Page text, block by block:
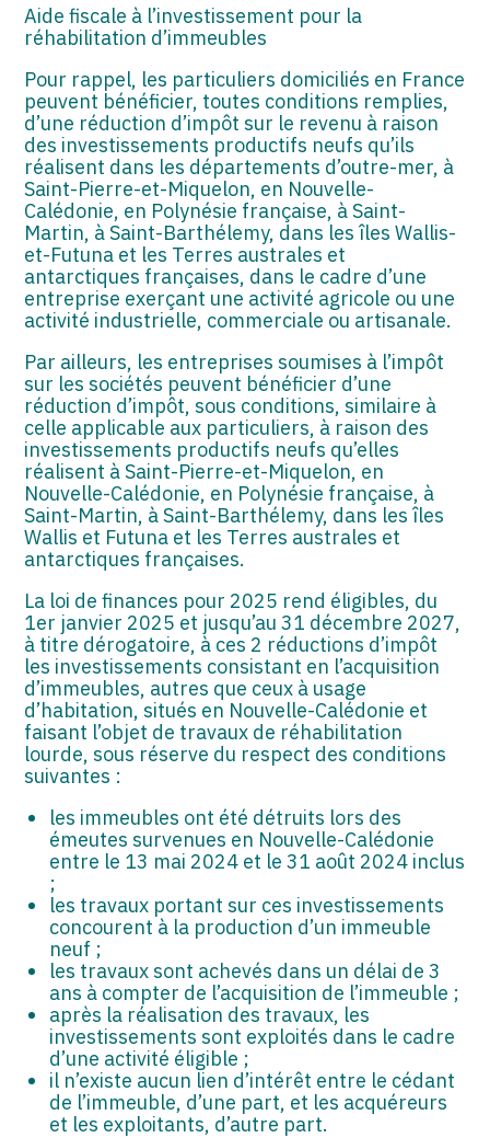
Aide fiscale à l’investissement pour la
réhabilitation d’immeubles
Pour rappel, les particuliers domiciliés en France
peuvent bénéficier, toutes conditions remplies,
d’une réduction d’impôt sur le revenu à raison
des investissements productifs neufs qu’ils
réalisent dans les départements d’outre-mer, à
Saint-Pierre-et-Miquelon, en Nouvelle-
Calédonie, en Polynésie française, à Saint-
Martin, à Saint-Barthélemy, dans les îles Wallis-
et-Futuna et les Terres australes et
antarctiques françaises, dans le cadre d’une
entreprise exerçant une activité agricole ou une
activité industrielle, commerciale ou artisanale.
Par ailleurs, les entreprises soumises à l’impôt
sur les sociétés peuvent bénéficier d’une
réduction d’impôt, sous conditions, similaire à
celle applicable aux particuliers, à raison des
investissements productifs neufs qu’elles
réalisent à Saint-Pierre-et-Miquelon, en
Nouvelle-Calédonie, en Polynésie française, à
Saint-Martin, à Saint-Barthélemy, dans les îles
Wallis et Futuna et les Terres australes et
antarctiques françaises.
La loi de finances pour 2025 rend éligibles, du
1er janvier 2025 et jusqu’au 31 décembre 2027,
à titre dérogatoire, à ces 2 réductions d’impôt
les investissements consistant en l’acquisition
d’immeubles, autres que ceux à usage
d’habitation, situés en Nouvelle-Calédonie et
faisant l’objet de travaux de réhabilitation
lourde, sous réserve du respect des conditions
suivantes :
les immeubles ont été détruits lors des
émeutes survenues en Nouvelle-Calédonie
entre le 13 mai 2024 et le 31 août 2024 inclus
;
les travaux portant sur ces investissements
concourent à la production d’un immeuble
neuf ;
les travaux sont achevés dans un délai de 3
ans à compter de l’acquisition de l’immeuble ;
après la réalisation des travaux, les
investissements sont exploités dans le cadre
d’une activité éligible ;
il n’existe aucun lien d’intérêt entre le cédant
de l’immeuble, d’une part, et les acquéreurs
et les exploitants, d’autre part.